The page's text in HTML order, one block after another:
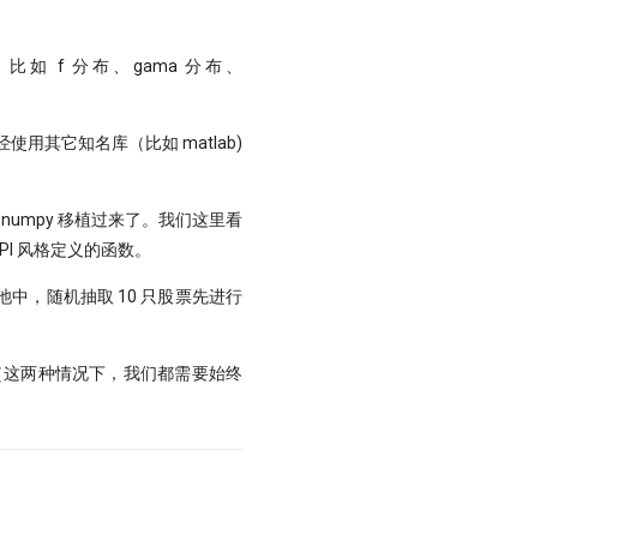
如 f 分布、gama 分布、
使用其它知名库（比如 matlab)
移植过来了。我们这里看
风格定义的函数。
中，随机抽取 10 只股票先进行
两种情况下，我们都需要始终